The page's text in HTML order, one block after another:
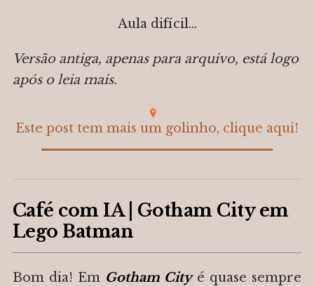
Aula difícil…
Versão antiga, apenas para arquivo, está logo
após o leia mais.
Café com IA | Gotham City em
Lego Batman
Bom dia! Em Gotham Cityé quase sempre